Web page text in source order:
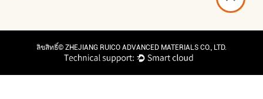
ลิขสิทธิ์© ZHEJIANG RUICO ADVANCED MATERIALS CO., LTD.